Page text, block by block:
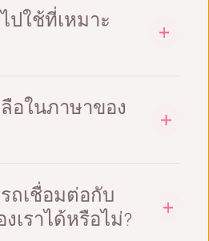
ปใช้ที่เหมาะ
ในอุดมคติ เราควรผสม
การนำไปใช้เข้าด้วยกัน
รฝึกอบรม MSA ให้คุณ จาก
ะจัดการฝึกอบรมครั้งต่อไป
ะดูว่าผลลัพธ์ MSA
อในภาษาของ
มัน, จีนตัวย่อ, จีนตัวเต็ม,
& บราซิล), ดัตช์, ฟินแลนด์,
ะมาเลย์ สามารถเพิ่มภาษา
รถเชื่อมต่อกับ
เราได้หรือไม่?